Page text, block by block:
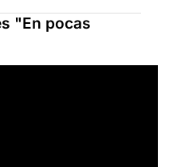
"En pocas